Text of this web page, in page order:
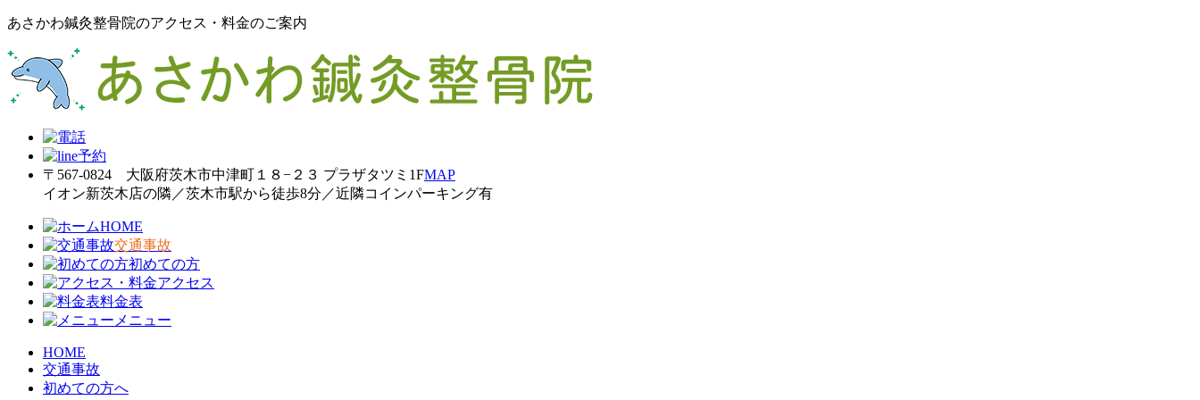
あさかわ鍼灸整骨院のアクセス・料金のご案内
〒567-0824 大阪府茨木市中津町１８−２３ プラザタツミ1FMAP
イオン新茨木店の隣／茨木市駅から徒歩8分／近隣コインパーキング有
HOME
交通事故
初めての方
アクセス
料金表
メニュー
HOME
交通事故
初めての方へ